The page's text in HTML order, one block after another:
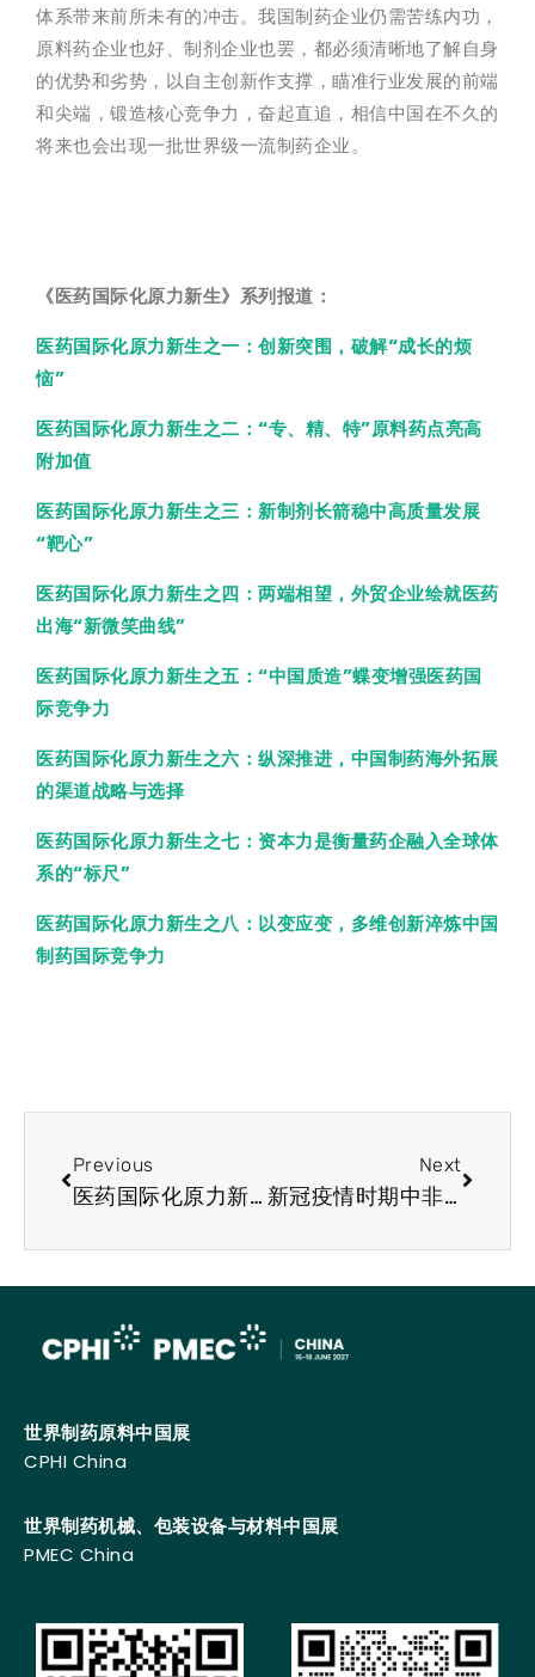
体系带来前所未有的冲击。我国制药企业仍需苦练内功，
原料药企业也好、制剂企业也罢，都必须清晰地了解自身
的优势和劣势，以自主创新作支撑，瞄准行业发展的前端
和尖端，锻造核心竞争力，奋起直追，相信中国在不久的
将来也会出现一批世界级一流制药企业。
《医药国际化原力新生》系列报道：
医药国际化原力新生之一：创新突围，破解“成长的烦
恼”
医药国际化原力新生之二：“专、精、特”原料药点亮高
附加值
医药国际化原力新生之三：新制剂长箭稳中高质量发展
“靶心”
医药国际化原力新生之四：两端相望，外贸企业绘就医药
出海“新微笑曲线”
医药国际化原力新生之五：“中国质造”蝶变增强医药国
际竞争力
医药国际化原力新生之六：纵深推进，中国制药海外拓展
的渠道战略与选择
医药国际化原力新生之七：资本力是衡量药企融入全球体
系的“标尺”
医药国际化原力新生之八：以变应变，多维创新淬炼中国
制药国际竞争力
Previous
医药国际化原力新生之八：以变应变，多维创新淬炼中国制药国际竞争力
Next
新冠疫情时期中非医药合作现状、展望与建议
世界制药原料中国展
CPHI China
世界制药机械、包装设备与材料中国展
PMEC China